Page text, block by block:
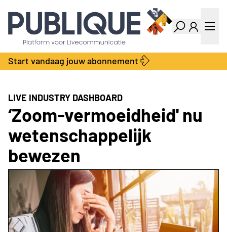
Industry Dashboard
Vacatures
Kalender
Producten
Bedrijvengids
Locatie Finder
Contact
Adverteren
Abonnementen
Start vandaag jouw abonnement
LIVE INDUSTRY DASHBOARD
‘Zoom-vermoeidheid' nu
wetenschappelijk
bewezen